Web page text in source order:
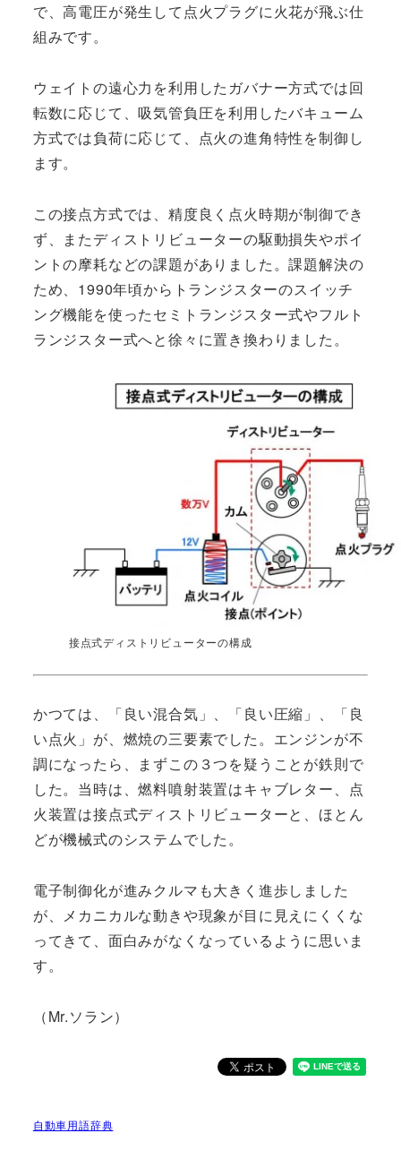
で、高電圧が発生して点火プラグに火花が飛ぶ仕
組みです。
ウェイトの遠心力を利用したガバナー方式では回
転数に応じて、吸気管負圧を利用したバキューム
方式では負荷に応じて、点火の進角特性を制御し
ます。
この接点方式では、精度良く点火時期が制御でき
ず、またディストリビューターの駆動損失やポイ
ントの摩耗などの課題がありました。課題解決の
ため、1990年頃からトランジスターのスイッチ
ング機能を使ったセミトランジスター式やフルト
ランジスター式へと徐々に置き換わりました。
接点式ディストリビューターの構成
かつては、「良い混合気」、「良い圧縮」、「良
い点火」が、燃焼の三要素でした。エンジンが不
調になったら、まずこの３つを疑うことが鉄則で
した。当時は、燃料噴射装置はキャブレター、点
火装置は接点式ディストリビューターと、ほとん
どが機械式のシステムでした。
電子制御化が進みクルマも大きく進歩しました
が、メカニカルな動きや現象が目に見えにくくな
ってきて、面白みがなくなっているように思いま
す。
（Mr.ソラン）
自動車用語辞典